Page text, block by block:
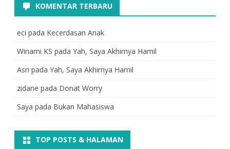
KOMENTAR TERBARU
eci pada Kecerdasan Anak
Winarni KS pada Yah, Saya Akhirnya Hamil
Asri pada Yah, Saya Akhirnya Hamil
zidane pada Donat Worry
Saya pada Bukan Mahasiswa
TOP POSTS & HALAMAN